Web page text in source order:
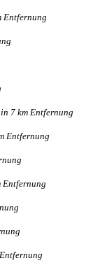
Entfernung
in 7 km Entfernung
Entfernung
Entfernung